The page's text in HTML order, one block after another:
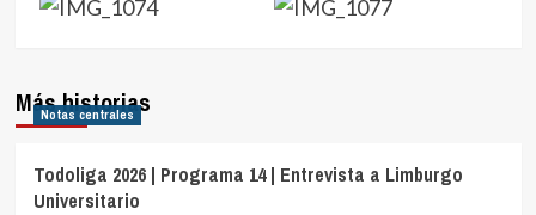
Más historias
Notas centrales
Todoliga 2026 | Programa 14 | Entrevista a Limburgo
Universitario